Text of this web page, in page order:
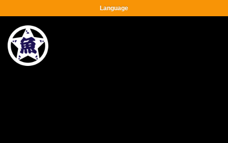
Language